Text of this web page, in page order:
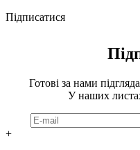
Підписатися
Готові за нами
У наших
+